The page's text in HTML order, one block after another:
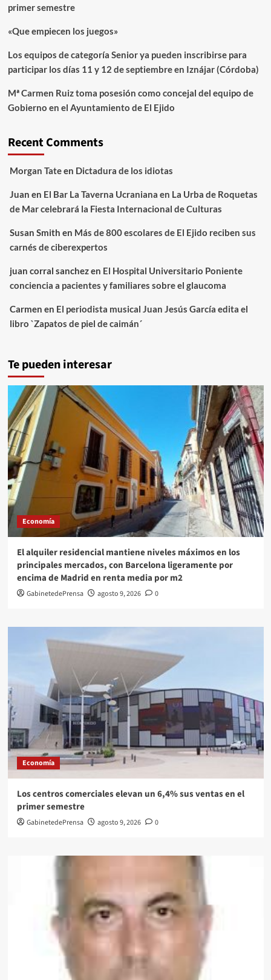
primer semestre
«Que empiecen los juegos»
Los equipos de categoría Senior ya pueden inscribirse para
participar los días 11 y 12 de septiembre en Iznájar (Córdoba)
Mª Carmen Ruiz toma posesión como concejal del equipo de
Gobierno en el Ayuntamiento de El Ejido
Recent Comments
Morgan Tateen Dictadura de los idiotas
Juan en El Bar La Taverna Ucraniana en La Urba de Roquetas
de Mar celebrará la Fiesta Internacional de Culturas
Susan Smith en Más de 800 escolares de El Ejido reciben sus
carnés de ciberexpertos
juan corral sanchezen El Hospital Universitario Poniente
conciencia a pacientes y familiares sobre el glaucoma
Carmen en El periodista musical Juan Jesús García edita el
libro `Zapatos de piel de caimán´
Te pueden interesar
Economía
El alquiler residencial mantiene niveles máximos en los
principales mercados, con Barcelona ligeramente por
encima de Madrid en renta media por m2
GabinetedePrensa agosto 9, 2026 0
Economía
Los centros comerciales elevan un 6,4% sus ventas en el
primer semestre
GabinetedePrensa agosto 9, 2026 0